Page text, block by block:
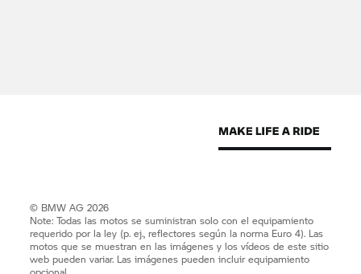
© BMW AG 2026
Note: Todas las motos se suministran solo con el equipamiento
requerido por la ley (p. ej., reflectores según la norma Euro 4). Las
motos que se muestran en las imágenes y los vídeos de este sitio
web pueden variar. Las imágenes pueden incluir equipamiento